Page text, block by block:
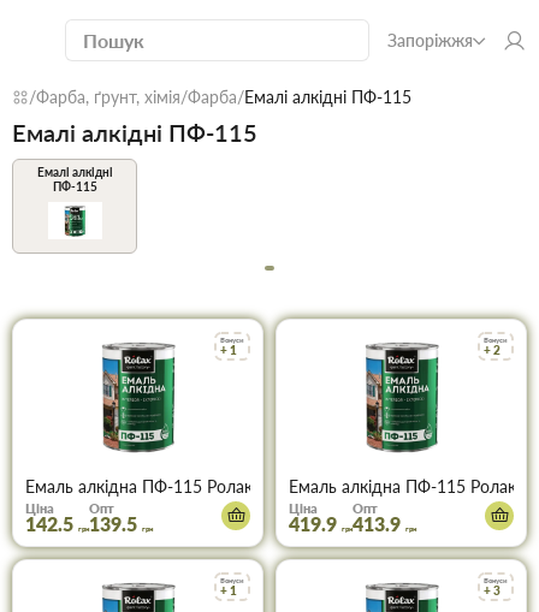
Запоріжжя
Фарба, ґрунт, хімія Фарба Емалі алкідні ПФ-115
Емалі алкідні ПФ-115
Емалі алкідні
ПФ-115
Бонуси
+ 1
Емаль алкідна ПФ-115 Ролакс біла 0,9 кг
Ціна
142.5 грн
Опт
139.5 грн
Бонуси
+ 2
Емаль алкідна ПФ-115 Ролакс
Ціна
419.9 грн
Опт
413.9 грн
Бонуси
+ 1
Бонуси
+ 3